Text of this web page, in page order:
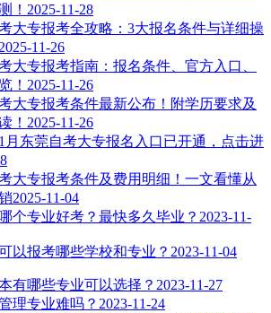
！ 2025-11-28
大专报考全攻略：3大报名条件与详细操
2025-11-26
大专报考指南：报名条件、官方入口、
！ 2025-11-26
大专报考条件最新公布！附学历要求及
！ 2025-11-26
月东莞自考大专报名入口已开通，点击进
大专报考条件及费用明细！一文看懂从
2025-11-04
个专业好考？最快多久毕业？ 2023-11-
以报考哪些学校和专业？ 2023-11-04
有哪些专业可以选择？ 2023-11-27
理专业难吗？ 2023-11-24